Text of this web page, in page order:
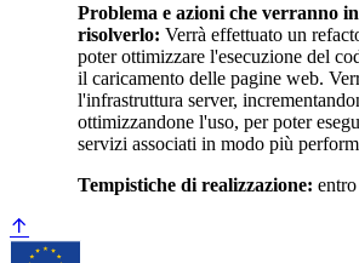
Problema e azioni che verranno
risolverlo: Verrà effettuato un
poter ottimizzare l'esecuzione del
il caricamento delle pagine web.
l'infrastruttura server,
ottimizzandone l'uso, per poter
servizi associati in modo più
Tempistiche di realizzazione: